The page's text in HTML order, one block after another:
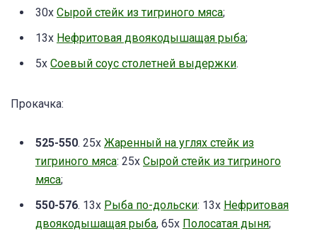
30x Сырой стейк из тигриного мяса;
13x Нефритовая двоякодышащая рыба;
5x Соевый соус столетней выдержки.
Прокачка:
525-550. 25x Жаренный на углях стейк из
тигриного мяса: 25х Сырой стейк из тигриного
мяса;
550-576. 13x Рыба по-дольски: 13х Нефритовая
двоякодышащая рыба, 65х Полосатая дыня;